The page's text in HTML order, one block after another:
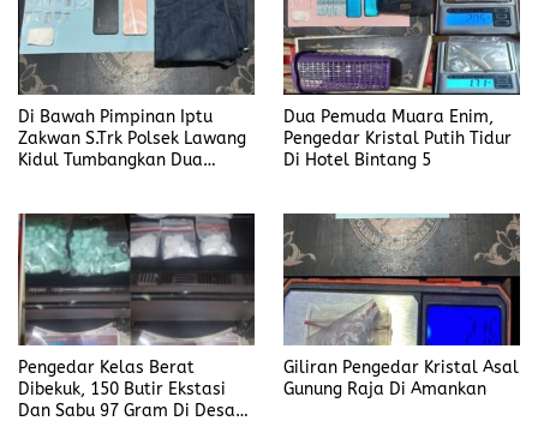
Di Bawah Pimpinan Iptu
Zakwan S.Trk Polsek Lawang
Kidul Tumbangkan Dua
Dua Pemuda Muara Enim,
Pengedar Kristal Putih Tidur
Di Hotel Bintang 5
Pengedar Kelas Berat
Dibekuk, 150 Butir Ekstasi
Dan Sabu 97 Gram Di Desa
Giliran Pengedar Kristal Asal
Gunung Raja Di Amankan